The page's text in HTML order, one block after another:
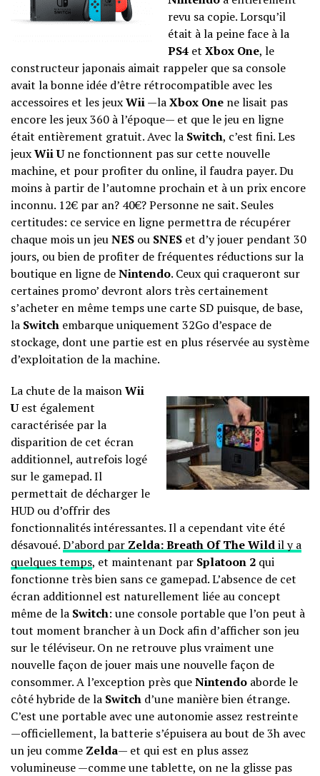
revu sa copie. Lorsqu’il
était à la peine face à la
PS4 et Xbox One, le
constructeur japonais aimait rappeler que sa console
avait la bonne idée d’être rétrocompatible avec les
accessoires et les jeuxWii—laXbox One ne lisait pas
encore les jeux 360 à l’époque— et que le jeu en ligne
était entièrement gratuit. Avec la Switch, c’est fini. Les
jeuxWii Une fonctionnent pas sur cette nouvelle
machine, et pour profiter du online, il faudra payer. Du
moins à partir de l’automne prochain et à un prix encore
inconnu. 12€ par an? 40€? Personne ne sait. Seules
certitudes: ce service en ligne permettra de récupérer
chaque mois un jeuNES ou SNES et d’y jouer pendant 30
jours, ou bien de profiter de fréquentes réductions sur la
boutique en ligne deNintendo. Ceux qui craqueront sur
certaines promo’ devront alors très certainement
s’acheter en même temps une carte SD puisque, de base,
la Switch embarque uniquement 32Go d’espace de
stockage, dont une partie est en plus réservée au système
d’exploitation de la machine.
La chute de la maisonWii
Uest également
caractérisée par la
disparition de cet écran
additionnel, autrefois logé
sur le gamepad. Il
permettait de décharger le
HUD ou d’offrir des
fonctionnalités intéressantes. Il a cependant vite été
désavoué.D’abord par Zelda: Breath Of The Wildil y a
quelques temps, et maintenant par Splatoon 2 qui
fonctionne très bien sans ce gamepad. L’absence de cet
écran additionnel est naturellement liée au concept
même de la Switch: une console portable que l’on peut à
tout moment brancher à un Dock afin d’afficher son jeu
sur le téléviseur. On ne retrouve plus vraiment une
nouvelle façon de jouer mais une nouvelle façon de
consommer. A l’exception près queNintendo aborde le
côté hybride de la Switch d’une manière bien étrange.
C’est une portable avec une autonomie assez restreinte
—officiellement, la batterie s’épuisera au bout de 3h avec
un jeu comme Zelda— et qui est en plus assez
volumineuse —comme une tablette, on ne la glisse pas